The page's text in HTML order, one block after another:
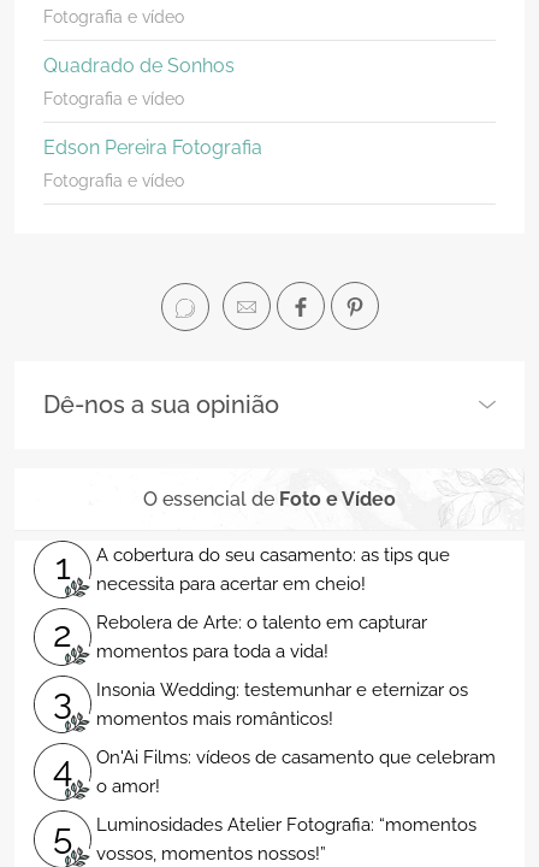
Fotografia e vídeo
Quadrado de Sonhos
Fotografia e vídeo
Edson Pereira Fotografia
Fotografia e vídeo
Dê-nos a sua opinião
O essencial de Foto e Vídeo
1
A cobertura do seu casamento: as tips que
necessita para acertar em cheio!
2
Rebolera de Arte: o talento em capturar
momentos para toda a vida!
3
Insonia Wedding: testemunhar e eternizar os
momentos mais românticos!
4
On'Ai Films: vídeos de casamento que celebram
o amor!
5
Luminosidades Atelier Fotografia: “momentos
vossos, momentos nossos!”